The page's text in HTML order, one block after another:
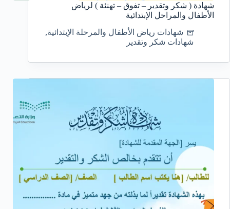
شهادة ( شكر وتقدير – تفوق – تهنئة ) لرياض
الأطفال والمراحل الإبتدائية
شهادات رياض الأطفال والمرحلة الإبتدائية,
شهادات شكر وتقدير